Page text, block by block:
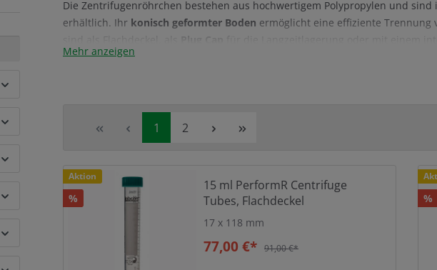
Die Zentrifugenröhrchen bestehen aus hochwertigem Polypropylen und sind
erhältlich. Ihr konisch geformter Boden ermöglicht eine effiziente Trennung
Plug Cap
bieten optimale Dichtigkeit und Anpassung an unterschiedliche
Flachdeckel aus
Polyethylen (HDPE)
Mehr anzeigen
Seite
1 Seite
2
Aktion
Rabatt
%
15 ml PerformR Centrifuge
Tubes, Flachdeckel
17 x 118 mm
77,00 €* 91,00 €*
%